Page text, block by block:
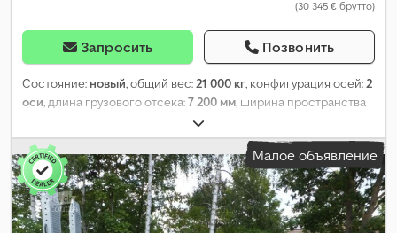
(30 345 € брутто)
Запросить Позвонить
Состояние: новый, общий вес:21 000 кг, конфигурация осей:2
оси, длина грузового отсека:7 200 мм, ширина пространства
, подвеска:
75 R 17,5, цвет:другое, тип передачи:другое, размер
передней шины:235 / 75 R 17,5, размер задней шины:235 / 75
R 17,5 , кабина водителя:другое, класс выбросов:нет, топливо:
биодизель, Оборудование:ABS, пневматический тормоз,
Малое объявление